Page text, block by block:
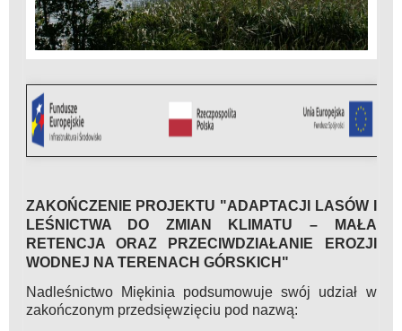
ZAKOŃCZENIE PROJEKTU "ADAPTACJI LASÓW I
LEŚNICTWA DO ZMIAN KLIMATU – MAŁA
RETENCJA ORAZ PRZECIWDZIAŁANIE EROZJI
WODNEJ NA TERENACH GÓRSKICH"
Nadleśnictwo Miękinia podsumowuje swój udział w
zakończonym przedsięwzięciu pod nazwą: